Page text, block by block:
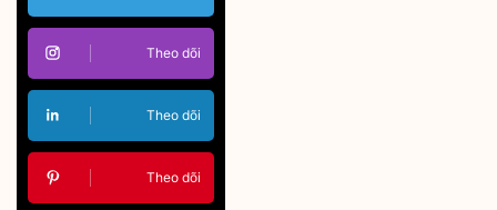
Theo dõi
Theo dõi
Theo dõi